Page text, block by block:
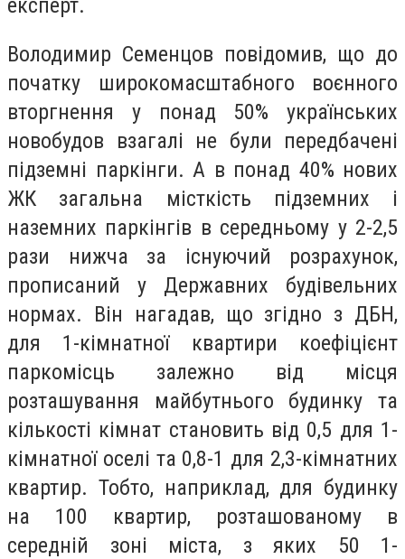
експерт.
Володимир Семенцов повідомив, що до
початку широкомасштабного воєнного
вторгнення у понад 50% українських
новобудов взагалі не були передбачені
підземні паркінги. А в понад 40% нових
ЖК загальна місткість підземних і
наземних паркінгів в середньому у 2-2,5
рази нижча за існуючий розрахунок,
прописаний у Державних будівельних
нормах. Він нагадав, що згідно з ДБН,
для 1-кімнатної квартири коефіцієнт
паркомісць залежно від місця
розташування майбутнього будинку та
кількості кімнат становить від 0,5 для 1-
кімнатної оселі та 0,8-1 для 2,3-кімнатних
квартир. Тобто, наприклад, для будинку
на 100 квартир, розташованому в
середній зоні міста, з яких 50 1-